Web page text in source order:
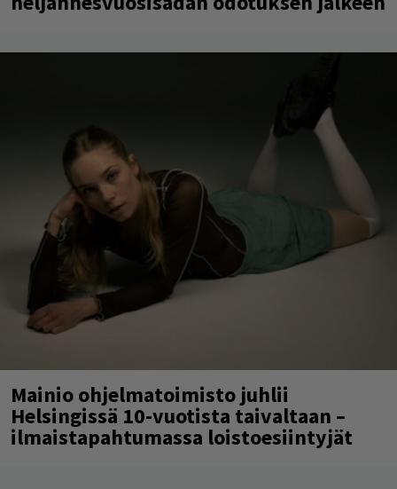
Mainio ohjelmatoimisto juhlii
Helsingissä 10-vuotista taivaltaan –
ilmaistapahtumassa loistoesiintyjät